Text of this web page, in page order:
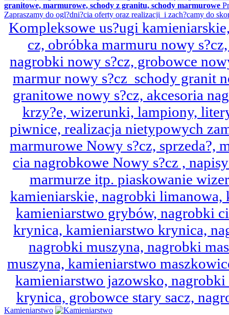
granitowe, marmurowe, schody z granitu, schody marmurowe
Zapraszamy do ogl?dni?cia oferty oraz realizacji i zach?camy do
Kompleksowe us?ugi
cz, obróbka marmuru nowy
nagrobki nowy s?cz, grobowce
marmur nowy s?cz schody granit
granitowe nowy s?cz, akcesoria
krzy?e, wizerunki, lampiony,
piwnice, realizacja nietypowych
marmurowe Nowy s?cz, sprzeda?,
cia nagrobkowe Nowy s?cz ,
marmurze itp. piaskowanie
kamieniarskie, nagrobki
kamieniarstwo grybów, nagrobki
krynica, kamieniarstwo krynica,
nagrobki muszyna, nagrobki
muszyna, kamieniarstwo
kamieniarstwo jazowsko,
krynica, grobowce stary sacz,
Kamieniarstwo